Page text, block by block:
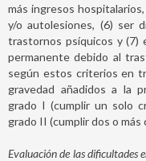
más ingresos
y/o autolesiones, (6) ser
trastornos psíquicos y (7)
permanente debido al
según estos criterios en
gravedad añadidos a la
grado I (cumplir un solo
grado II (cumplir dos o
Evaluación de las dificultades